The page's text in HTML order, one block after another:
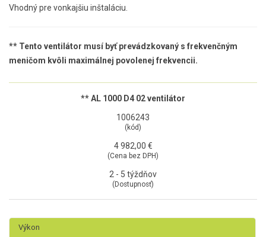
Vhodný pre vonkajšiu inštaláciu.
** Tento ventilátor musí byť prevádzkovaný s frekvenčným
meničom kvôli maximálnej povolenej frekvencii.
** AL 1000 D4 02 ventilátor
1006243
(kód)
4 982,00 €
(Cena bez DPH)
2 - 5 týždňov
(Dostupnosť)
Výkon